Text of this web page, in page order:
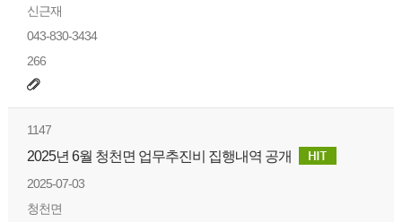
신근재
043-830-3434
266
1147
2025년 6월 청천면 업무추진비 집행내역 공개
2025-07-03
청천면